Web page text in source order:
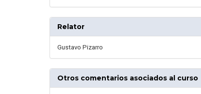
Relator
Gustavo Pizarro
Otros comentarios asociados al curso